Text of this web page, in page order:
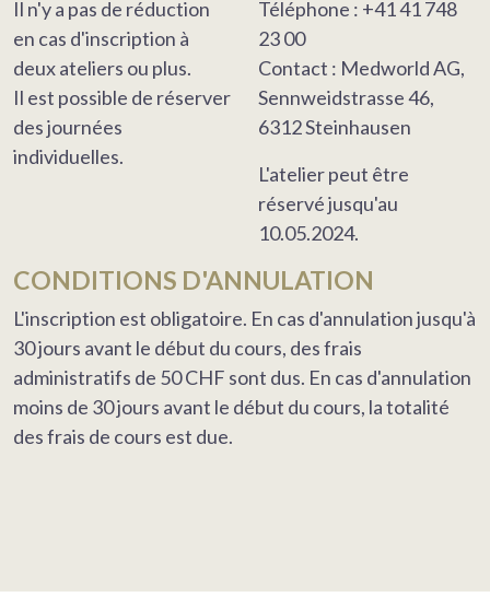
Il n'y a pas de réduction
en cas d'inscription à
deux ateliers ou plus.
Il est possible de réserver
des journées
individuelles.
Téléphone : +41 41 748
23 00
Contact : Medworld AG,
Sennweidstrasse 46,
6312 Steinhausen
L'atelier peut être
réservé jusqu'au
10.05.2024.
CONDITIONS D'ANNULATION
L'inscription est obligatoire. En cas d'annulation jusqu'à
30 jours avant le début du cours, des frais
administratifs de 50 CHF sont dus. En cas d'annulation
moins de 30 jours avant le début du cours, la totalité
des frais de cours est due.